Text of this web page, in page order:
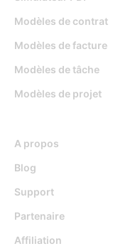
Modèles de contrat
Modèles de facture
Modèles de tâche
Modèles de projet
A propos
Blog
Support
Partenaire
Affiliation